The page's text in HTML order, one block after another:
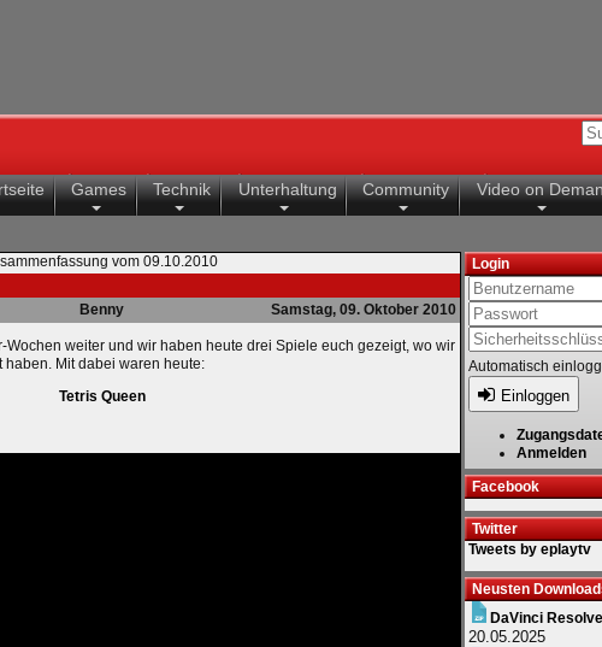
Games Technik Unterhaltung Community Video on
vom 09.10.2010
Benny Samstag, 09. Oktober 2010
weiter und wir haben heute drei Spiele euch gezeigt, wo wir
Mit dabei waren heute:
Tetris Queen
Login
Automatisch
Einloggen
Anmelden
Facebook
Twitter
Tweets by eplaytv
Neusten
DaVinci
20.05.2025